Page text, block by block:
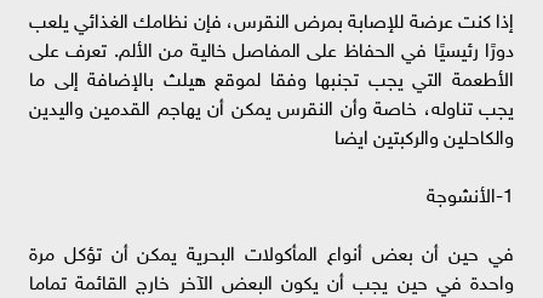
إذا كنت عرضة للإصابة بمرض النقرس، فإن نظامك الغذائي يلعب
دورًا رئيسيًا في الحفاظ على المفاصل خالية من الألم. تعرف على
الأطعمة التي يجب تجنبها وفقا لموقع هيلث بالإضافة إلى ما
يجب تناوله، خاصة وأن النقرس يمكن أن يهاجم القدمين واليدين
والكاحلين والركبتين ايضا
1-الأنشوجة
في حين أن بعض أنواع المأكولات البحرية يمكن أن تؤكل مرة
واحدة في حين يجب أن يكون البعض الآخر خارج القائمة تماما